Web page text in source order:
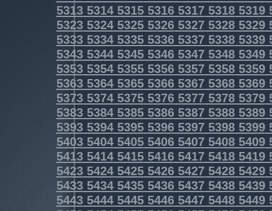
5313531453155316531753185319
5323532453255326532753285329
5333533453355336533753385339
5343534453455346534753485349
5353535453555356535753585359
5363536453655366536753685369
5373537453755376537753785379
5383538453855386538753885389
5393539453955396539753985399
5403540454055406540754085409
5413541454155416541754185419
5423542454255426542754285429
5433543454355436543754385439
5443544454455446544754485449